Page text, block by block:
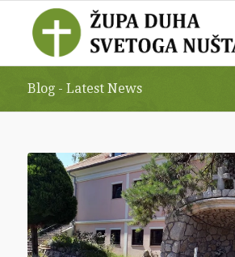
Blog - Latest News